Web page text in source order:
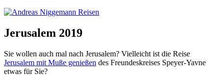
Jerusalem 2019
Sie wollen auch mal nach Jerusalem? Vielleicht ist die Reise
Jerusalem mit Muße genießen des Freundeskreises Speyer-Yavne
etwas für Sie?